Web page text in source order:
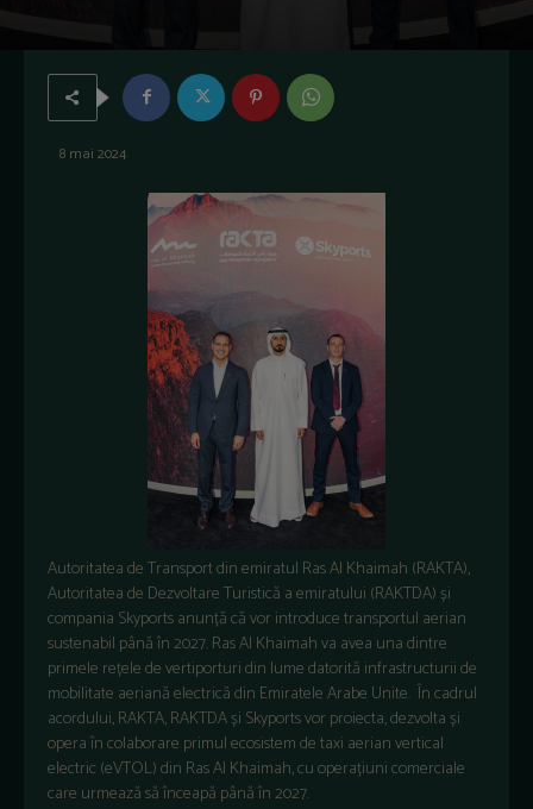
8 mai 2024
Autoritatea de Transport din emiratul Ras Al Khaimah (RAKTA),
Autoritatea de Dezvoltare Turistică a emiratului (RAKTDA) și
compania Skyports anunță că vor introduce transportul aerian
sustenabil până în 2027. Ras Al Khaimah va avea una dintre
primele rețele de vertiporturi din lume datorită infrastructurii de
mobilitate aeriană electrică din Emiratele Arabe Unite. În cadrul
acordului, RAKTA, RAKTDA și Skyports vor proiecta, dezvolta și
opera în colaborare primul ecosistem de taxi aerian vertical
electric (eVTOL) din Ras Al Khaimah, cu operațiuni comerciale
care urmează să înceapă până în 2027.